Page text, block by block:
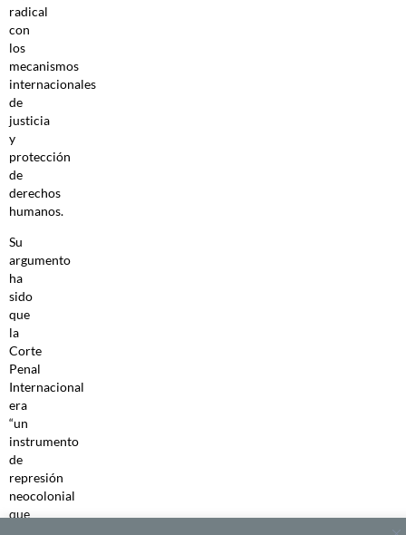
radical
con
los
mecanismos
internacionales
de
justicia
y
protección
de
derechos
humanos.
Su
argumento
ha
sido
que
la
Corte
Penal
Internacional
era
“un
instrumento
de
represión
neocolonial
que